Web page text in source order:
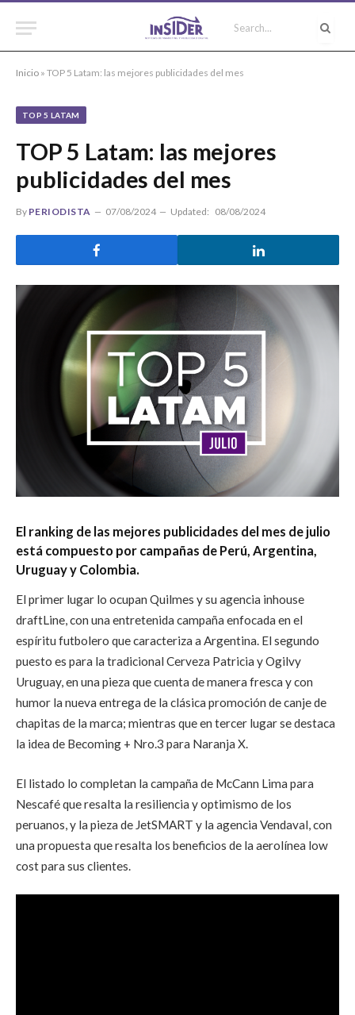
Inicio » TOP 5 Latam: las mejores publicidades del mes
TOP 5 LATAM
TOP 5 Latam: las mejores
publicidades del mes
By PERIODISTA 07/08/2024 Updated: 08/08/2024
El ranking de las mejores publicidades del mes de julio
está compuesto por campañas de Perú, Argentina,
Uruguay y Colombia.
El primer lugar lo ocupan Quilmes y su agencia inhouse
draftLine, con una entretenida campaña enfocada en el
espíritu futbolero que caracteriza a Argentina. El segundo
puesto es para la tradicional Cerveza Patricia y Ogilvy
Uruguay, en una pieza que cuenta de manera fresca y con
humor la nueva entrega de la clásica promoción de canje de
chapitas de la marca; mientras que en tercer lugar se destaca
la idea de Becoming + Nro.3 para Naranja X.
El listado lo completan la campaña de McCann Lima para
Nescafé que resalta la resiliencia y optimismo de los
peruanos, y la pieza de JetSMART y la agencia Vendaval, con
una propuesta que resalta los beneficios de la aerolínea low
cost para sus clientes.